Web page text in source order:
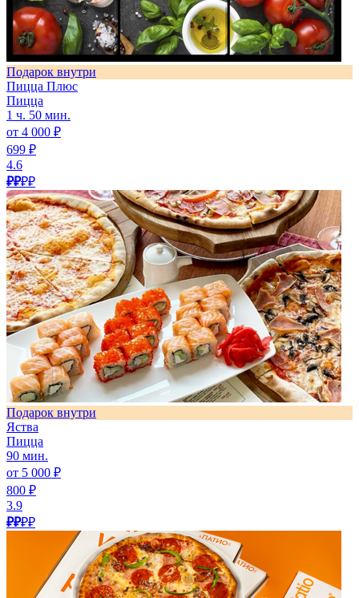
Подарок внутри
Пицца Плюс
Пицца
1 ч. 50 мин.
от 4 000 ₽
699 ₽
4.6
₽₽₽₽
Подарок внутри
Яства
Пицца
90 мин.
от 5 000 ₽
800 ₽
3.9
₽₽₽₽